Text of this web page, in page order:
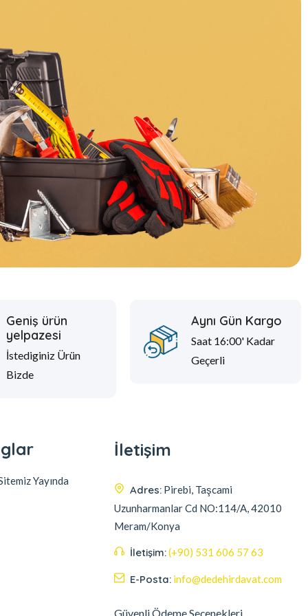
Geniş ürün
yelpazesi
İstediginiz Ürün
Bizde
Aynı Gün Kargo
Saat 16:00' Kadar
Geçerli
Yayında
İletişim
Adres: Pirebi, Taşcami
Uzunharmanlar Cd NO:114/A, 42010
Meram/Konya
İletişim:(+90) 531 606 57 63
E-Posta: info@dedehirdavat.com
Güvenli Ödeme Seçenekleri